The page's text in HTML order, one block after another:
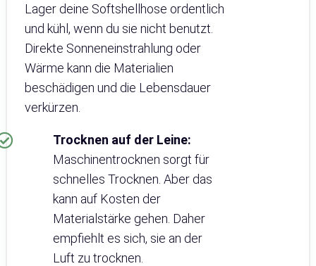
Lager deine Softshellhose ordentlich
und kühl, wenn du sie nicht benutzt.
Direkte Sonneneinstrahlung oder
Wärme kann die Materialien
beschädigen und die Lebensdauer
verkürzen.
Trocknen auf der Leine:
Maschinentrocknen sorgt für
schnelles Trocknen. Aber das
kann auf Kosten der
Materialstärke gehen. Daher
empfiehlt es sich, sie an der
Luft zu trocknen.